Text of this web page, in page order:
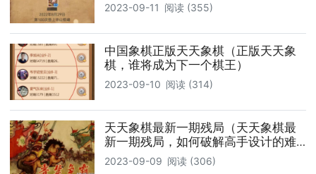
2023-09-11 阅读 (355)
中国象棋正版天天象棋（正版天天象
棋，谁将成为下一个棋王）
2023-09-10 阅读 (314)
天天象棋最新一期残局（天天象棋最
新一期残局，如何破解高手设计的难
关）
2023-09-09 阅读 (306)